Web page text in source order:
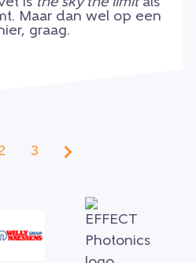
Maar dan wel op een
graag.
3